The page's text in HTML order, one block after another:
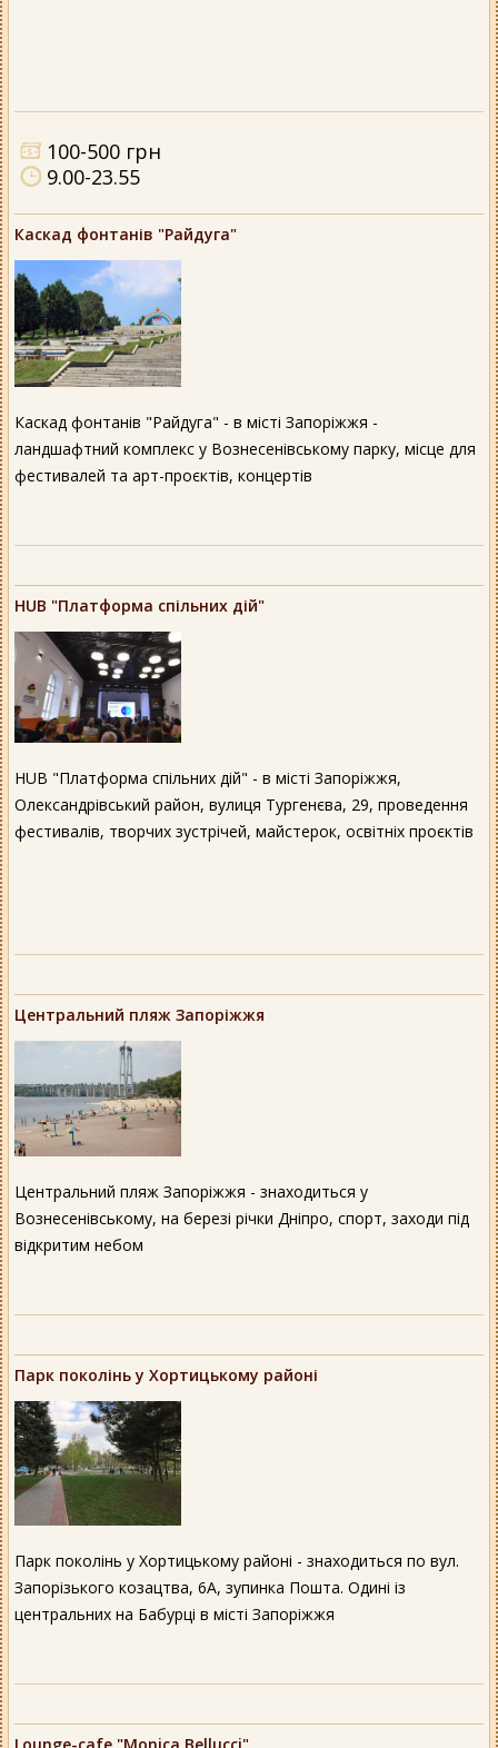
100-500 грн
9.00-23.55
Каскад фонтанів "Райдуга"
Каскад фонтанів "Райдуга" - в місті Запоріжжя -
ландшафтний комплекс у Вознесенівському парку, місце для
фестивалей та арт-проєктів, концертів
HUB "Платформа спільних дій"
HUB "Платформа спільних дій" - в місті Запоріжжя,
Олександрівський район, вулиця Тургенєва, 29, проведення
фестивалів, творчих зустрічей, майстерок, освітніх проєктів
Центральний пляж Запоріжжя
Центральний пляж Запоріжжя - знаходиться у
Вознесенівському, на березі річки Дніпро, спорт, заходи під
відкритим небом
Парк поколінь у Хортицькому районі
Парк поколінь у Хортицькому районі - знаходиться по вул.
Запорізького козацтва, 6А, зупинка Пошта. Одині із
центральних на Бабурці в місті Запоріжжя